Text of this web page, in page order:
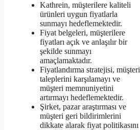
Kathrein, müşterilere kaliteli
ürünleri uygun fiyatlarla
sunmayı hedeflemektedir.
Fiyat belgeleri, müşterilere
fiyatları açık ve anlaşılır bir
şekilde sunmayı
amaçlamaktadır.
Fiyatlandırma stratejisi, müşteri
taleplerini karşılamayı ve
müşteri memnuniyetini
artırmayı hedeflemektedir.
Şirket, pazar araştırması ve
müşteri geri bildirimlerini
dikkate alarak fiyat politikasını